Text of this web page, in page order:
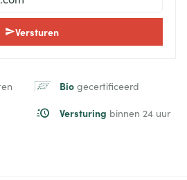
Versturen
Bio gecertificeerd
Versturing binnen 24 uur